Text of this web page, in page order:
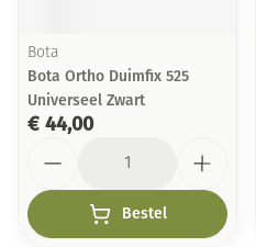
Bota
Bota Ortho Duimfix 525
Universeel Zwart
€ 44,00
Bestel